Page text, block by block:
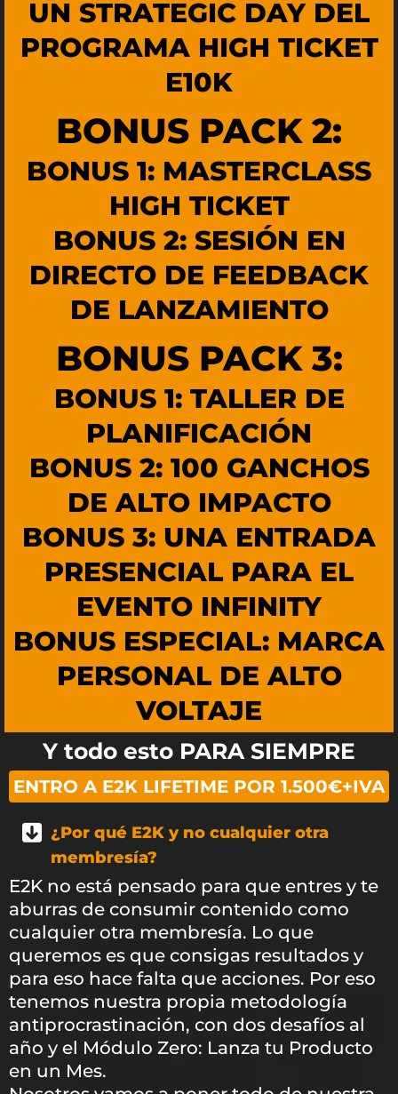
UN STRATEGIC DAY DEL
PROGRAMA HIGH TICKET
E10K​
BONUS PACK 2:
BONUS 1: MASTERCLASS
HIGH TICKET
BONUS 2: SESIÓN EN
DIRECTO DE FEEDBACK
DE LANZAMIENTO
BONUS PACK 3:
BONUS 1: TALLER DE
PLANIFICACIÓN
BONUS 2: 100 GANCHOS
DE ALTO IMPACTO
BONUS 3: UNA ENTRADA
PRESENCIAL PARA EL
EVENTO INFINITY
BONUS ESPECIAL: MARCA
PERSONAL DE ALTO
VOLTAJE
Y todo esto PARA SIEMPRE
ENTRO A E2K LIFETIME POR 1.500€+IVA
¿Por qué E2K y no cualquier otra
membresía?
E2K no está pensado para que entres y te
aburras de consumir contenido como
cualquier otra membresía. Lo que
queremos es que consigas resultados y
para eso hace falta que acciones. Por eso
tenemos nuestra propia metodología
antiprocrastinación, con dos desafíos al
año y el Módulo Zero: Lanza tu Producto
en un Mes.